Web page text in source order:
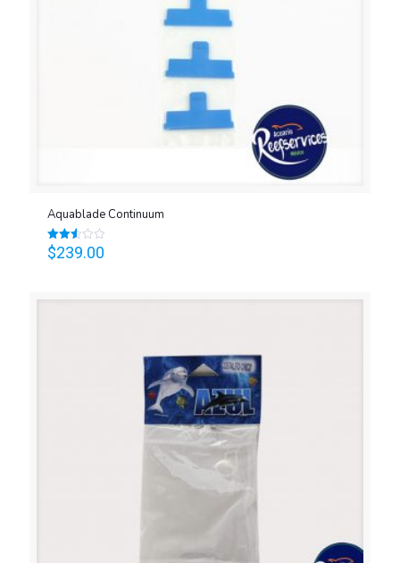
Aquablade Continuum
Valorado
en
$239.00